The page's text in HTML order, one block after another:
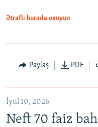
Ətraflı burada oxuyun
Paylaş PDF
İyul 10, 2026
Neft 70 faiz